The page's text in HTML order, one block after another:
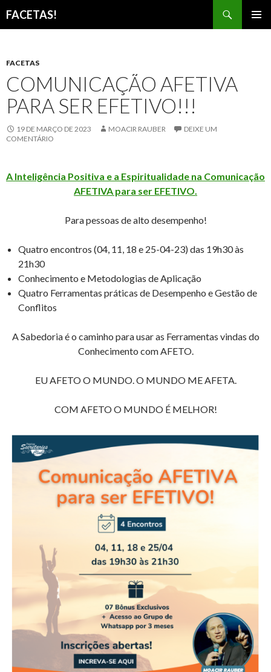
FACETAS!
CONTEÚDO
FACETAS
COMUNICAÇÃO AFETIVA
PARA SER EFETIVO!!!
19 DE MARÇO DE 2023 MOACIR RAUBER
DEIXE UM
COMENTÁRIO
A Inteligência Positiva e a Espiritualidade na Comunicação
AFETIVA para ser EFETIVO.
Para pessoas de alto desempenho!
Quatro encontros (04, 11, 18 e 25-04-23) das 19h30 às
21h30
Conhecimento e Metodologias de Aplicação
Quatro Ferramentas práticas de Desempenho e Gestão de
Conflitos
A Sabedoria é o caminho para usar as Ferramentas vindas do
Conhecimento com AFETO.
EU AFETO O MUNDO. O MUNDO ME AFETA.
COM AFETO O MUNDO É MELHOR!